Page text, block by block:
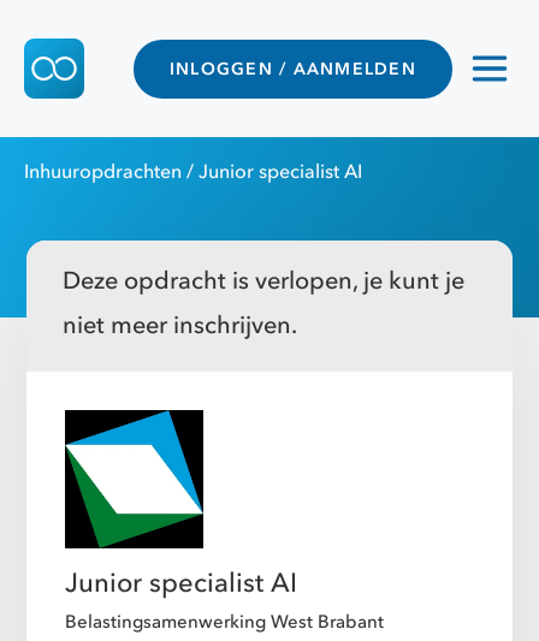
INLOGGEN / AANMELDEN
Inhuuropdrachten / Junior specialist AI
Deze opdracht is verlopen, je kunt je
niet meer inschrijven.
Junior specialist AI
Belastingsamenwerking West Brabant